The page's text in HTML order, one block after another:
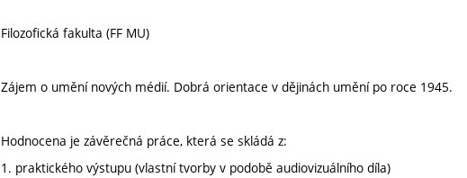
Filozofická fakulta (FF MU)
Zájem o umění nových médií. Dobrá orientace v dějinách umění po roce 1945.
Hodnocena je závěrečná práce, která se skládá z:
1. praktického výstupu (vlastní tvorby v podobě audiovizuálního díla)